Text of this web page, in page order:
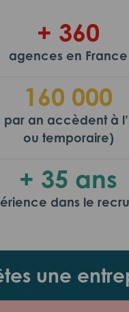
une
+ 360
agences en France
160 000
par an accèdent à
ou temporaire)
+ 35 ans
dans le